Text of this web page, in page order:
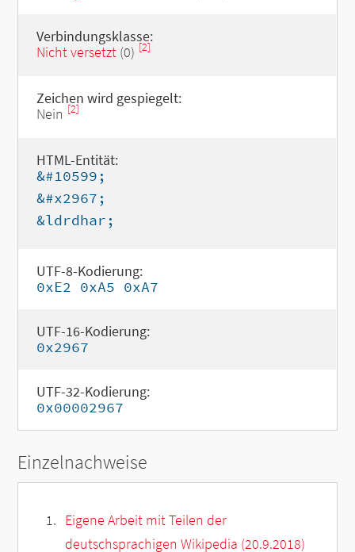
Verbindungsklasse:
Nicht versetzt(0) [2]
Zeichen wird gespiegelt:
Nein [2]
HTML-Entität:
&#10599;
&#x2967;
&ldrdhar;
UTF-8-Kodierung:
0xE2 0xA5 0xA7
UTF-16-Kodierung:
0x2967
UTF-32-Kodierung:
0x00002967
Einzelnachweise
Eigene Arbeit mit Teilen der
deutschsprachigen Wikipedia (20.9.2018)